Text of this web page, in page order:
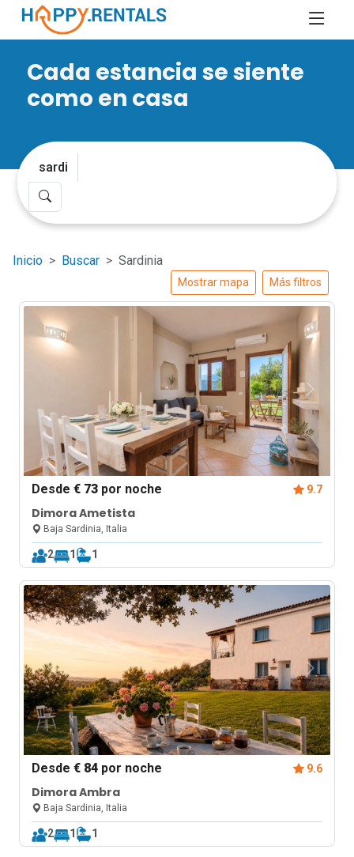
Cada estancia se siente
como en casa
Inicio Buscar Sardinia
Mostrar mapa Más filtros
Desde€ 73 por noche 9.7
Dimora Ametista
Baja Sardinia, Italia
2 1 1
Desde€ 84 por noche 9.6
Dimora Ambra
Baja Sardinia, Italia
2 1 1